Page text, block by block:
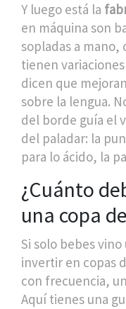
Y luego está la
en máquina son
sopladas a mano,
tienen
dicen que
sobre la lengua.
del borde guía el
del paladar: la
para lo ácido, la
¿Cuánto
una copa
Si solo bebes
invertir en copas
con frecuencia,
Aquí tienes una